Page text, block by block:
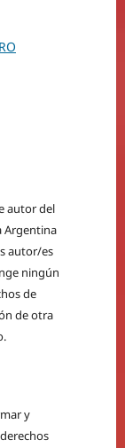
autor del
Argentina
autor/es
ningún
de
de otra
y